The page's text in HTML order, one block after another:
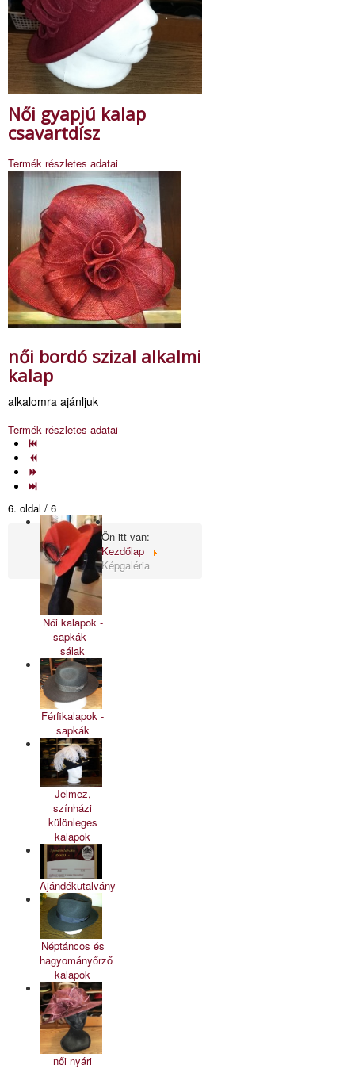
Női gyapjú kalap
csavartdísz
Termék részletes adatai
női bordó szizal alkalmi
kalap
alkalomra ajánljuk
Termék részletes adatai
6. oldal / 6
Női kalapok -
sapkák -
sálak
Férfikalapok -
sapkák
Jelmez,
színházi
különleges
kalapok
Ajándékutalvány
Néptáncos és
hagyományőrző
kalapok
női nyári
Ön itt van:
Kezdőlap
Képgaléria